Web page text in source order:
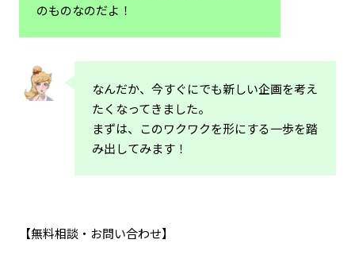
のものなのだよ！
なんだか、今すぐにでも新しい企画を考え
たくなってきました。
まずは、このワクワクを形にする一歩を踏
み出してみます！
【無料相談・お問い合わせ】